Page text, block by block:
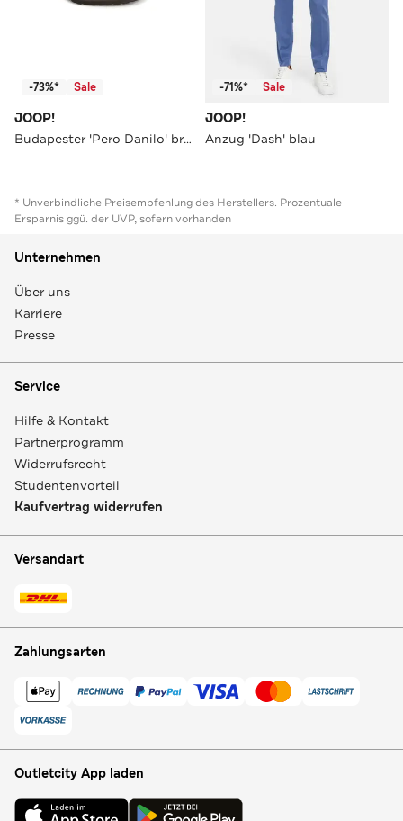
-73%* Sale
JOOP!
Budapester 'Pero Danilo' braun
-71%* Sale
JOOP!
Anzug 'Dash' blau
* Unverbindliche Preisempfehlung des Herstellers. Prozentuale
Ersparnis ggü. der UVP, sofern vorhanden
Unternehmen
Über uns
Karriere
Presse
Service
Hilfe & Kontakt
Partnerprogramm
Widerrufsrecht
Studentenvorteil
Kaufvertrag widerrufen
Versandart
Zahlungsarten
Outletcity App laden